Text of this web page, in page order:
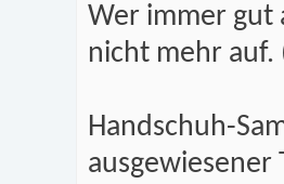
Wer immer gut
nicht mehr auf.
Handschuh-
ausgewiesener